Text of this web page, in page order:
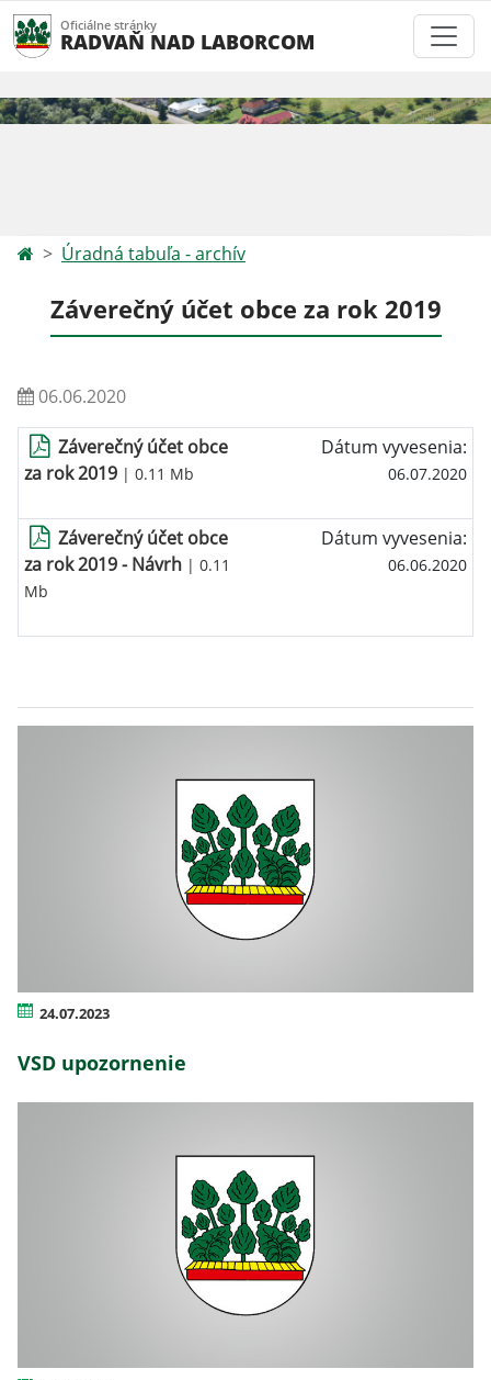
Oficiálne stránky
RADVAŇ NAD LABORCOM
Úradná tabuľa - archív
Záverečný účet obce za rok 2019
06.06.2020
Záverečný účet obce
za rok 2019 | 0.11 Mb
Dátum vyvesenia:
06.07.2020
Záverečný účet obce
za rok 2019 - Návrh | 0.11
Mb
Dátum vyvesenia:
06.06.2020
24.07.2023
VSD upozornenie